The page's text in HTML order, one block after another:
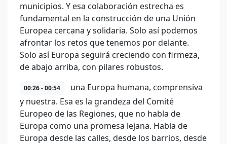
municipios. Y esa colaboración estrecha es
fundamental en la construcción de una Unión
Europea cercana y solidaria. Solo así podemos
afrontar los retos que tenemos por delante.
Solo así Europa seguirá creciendo con firmeza,
de abajo arriba, con pilares robustos.
00:26 - 00:54
una Europa humana, comprensiva
y nuestra. Esa es la grandeza del Comité
Europeo de las Regiones, que no habla de
Europa como una promesa lejana. Habla de
Europa desde las calles, desde los barrios, desde